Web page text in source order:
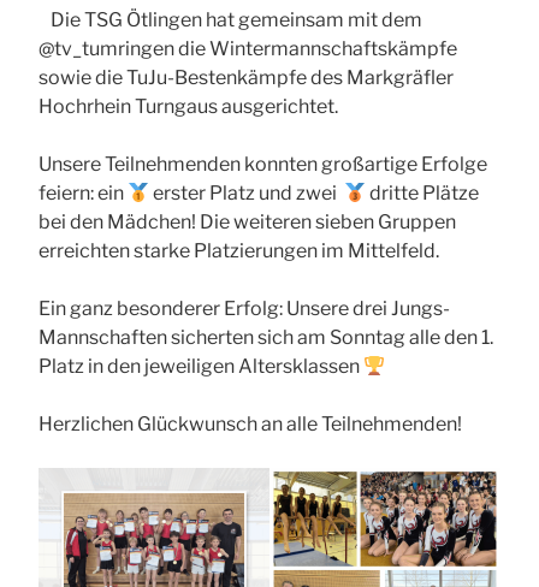
Die TSG Ötlingen hat gemeinsam mit dem
@tv_tumringen die Wintermannschaftskämpfe
sowie die TuJu-Bestenkämpfe des Markgräfler
Hochrhein Turngaus ausgerichtet.
Unsere Teilnehmenden konnten großartige Erfolge
feiern: ein
erster Platz und zwei
dritte Plätze
bei den Mädchen! Die weiteren sieben Gruppen
erreichten starke Platzierungen im Mittelfeld.
Ein ganz besonderer Erfolg: Unsere drei Jungs-
Mannschaften sicherten sich am Sonntag alle den 1.
Platz in den jeweiligen Altersklassen
Herzlichen Glückwunsch an alle Teilnehmenden!